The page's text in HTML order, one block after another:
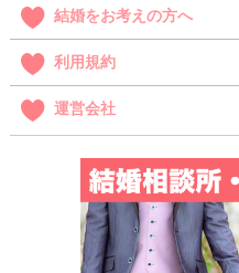
結婚をお考えの方へ
利用規約
運営会社